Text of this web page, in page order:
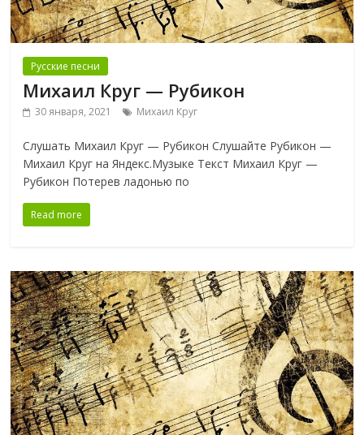
Русские песни
Михаил Круг — Рубикон
30 января, 2021 Михаил Круг
Слушать Михаил Круг — Рубикон Слушайте Рубикон —
Михаил Круг на Яндекс.Музыке Текст Михаил Круг —
Рубикон Потерев ладонью по
Read more